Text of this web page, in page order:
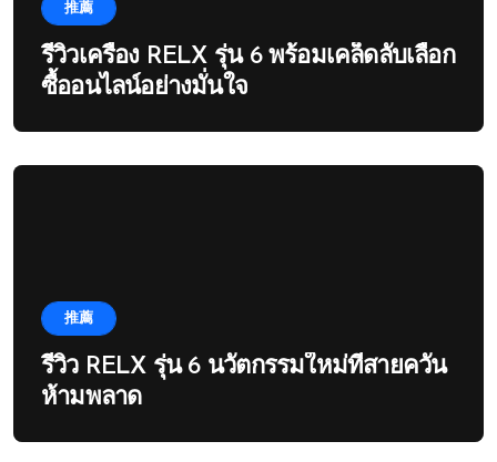
推薦
รีวิวเครื่อง RELX รุ่น 6 พร้อมเคล็ดลับเลือก
ซื้ออนไลน์อย่างมั่นใจ
推薦
รีวิว RELX รุ่น 6 นวัตกรรมใหม่ที่สายควัน
ห้ามพลาด